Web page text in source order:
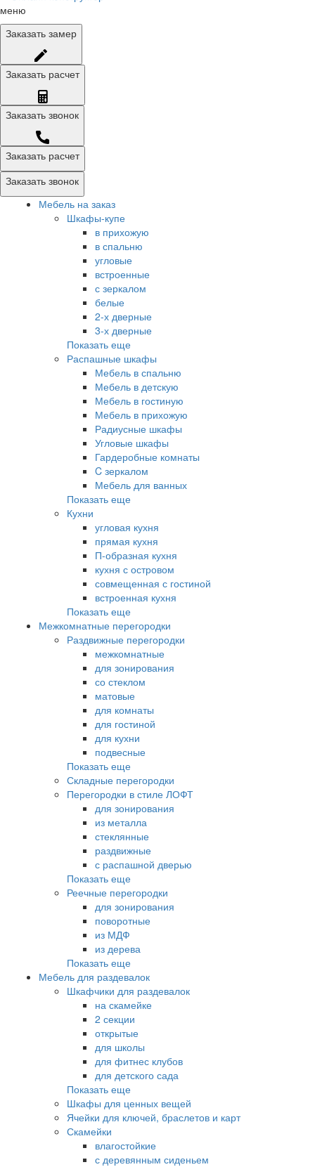
меню
Заказать замер
Заказать расчет
Заказать звонок
Заказать расчет
Заказать звонок
Мебель на заказ
Шкафы-купе
в прихожую
в спальню
угловые
встроенные
с зеркалом
белые
2-х дверные
3-х дверные
Показать еще
Распашные шкафы
Мебель в спальню
Мебель в детскую
Мебель в гостиную
Мебель в прихожую
Радиусные шкафы
Угловые шкафы
Гардеробные комнаты
C зеркалом
Мебель для ванных
Показать еще
Кухни
угловая кухня
прямая кухня
П-образная кухня
кухня с островом
совмещенная с гостиной
встроенная кухня
Показать еще
Межкомнатные перегородки
Раздвижные перегородки
межкомнатные
для зонирования
со стеклом
матовые
для комнаты
для гостиной
для кухни
подвесные
Показать еще
Складные перегородки
Перегородки в стиле ЛОФТ
для зонирования
из металла
стеклянные
раздвижные
с распашной дверью
Показать еще
Реечные перегородки
для зонирования
поворотные
из МДФ
из дерева
Показать еще
Мебель для раздевалок
Шкафчики для раздевалок
на скамейке
2 секции
открытые
для школы
для фитнес клубов
для детского сада
Показать еще
Шкафы для ценных вещей
Ячейки для ключей, браслетов и карт
Скамейки
влагостойкие
с деревянным сиденьем